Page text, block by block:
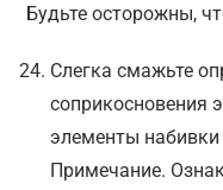
Будьте осторожны,
Слегка смажьте
соприкосновения
элементы
Примечание.